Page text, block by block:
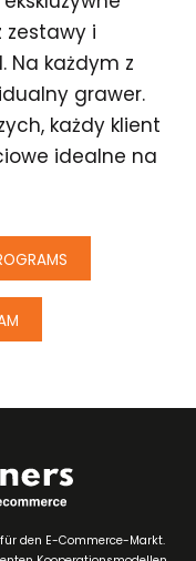
zestawy i
Na każdym z
grawer.
każdy klient
idealne na
den E-Commerce-Markt.